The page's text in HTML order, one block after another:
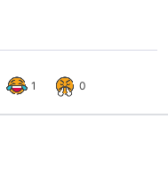
1 0